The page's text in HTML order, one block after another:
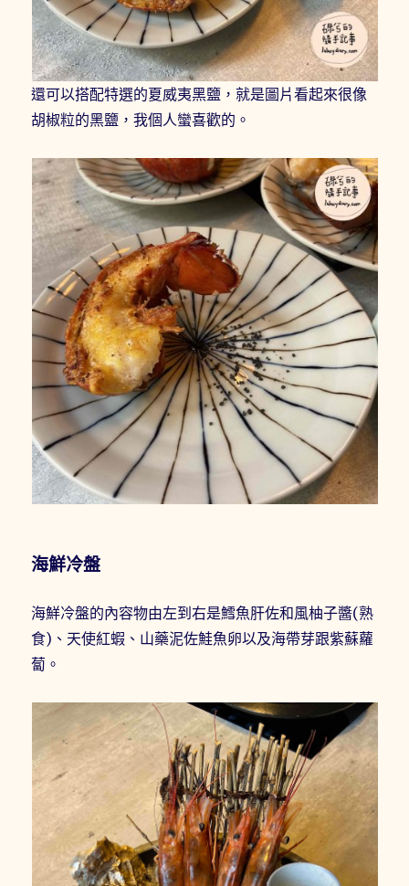
還可以搭配特選的夏威夷黑鹽，就是圖片看起來很像
胡椒粒的黑鹽，我個人蠻喜歡的。
海鮮冷盤
海鮮冷盤的內容物由左到右是鱈魚肝佐和風柚子醬(熟
食)、天使紅蝦、山藥泥佐鮭魚卵以及海帶芽跟紫蘇蘿
蔔。